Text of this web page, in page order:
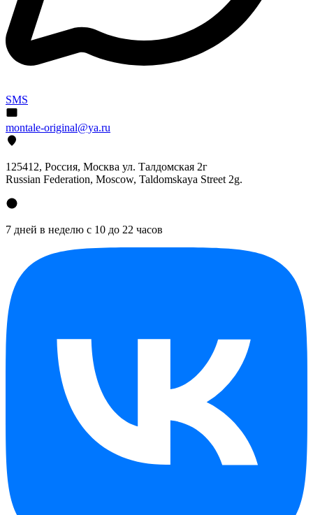
SMS
montale-original@ya.ru
125412, Россия, Москва ул. Талдомская 2г
Russian Federation, Moscow, Taldomskaya Street 2g.
7 дней в неделю с 10 до 22 часов